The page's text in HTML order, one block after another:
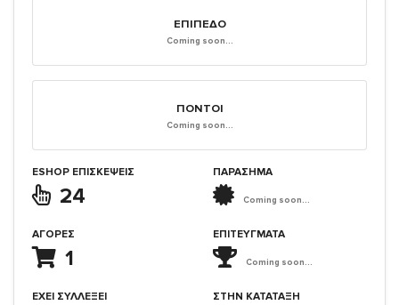
ΕΠΊΠΕΔΟ
Coming soon...
ΠΌΝΤΟΙ
Coming soon...
ESHOP ΕΠΙΣΚΈΨΕΙΣ
24
ΑΓΟΡΈΣ
1
ΈΧΕΙ ΣΥΛΛΈΞΕΙ
ΠΑΡΑΣΗΜΑ
Coming soon...
ΕΠΙΤΕΎΓΜΑΤΑ
Coming soon...
ΣΤΗΝ ΚΑΤΆΤΑΞΗ